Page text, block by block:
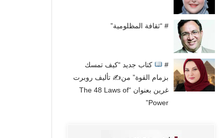
# “ثقافة المظلومية”
#
كتاب جديد “كيف تمسك
بزمام القوة” من✍ تأليف روبرت
غرين بعنوان “The 48 Laws of
Power”